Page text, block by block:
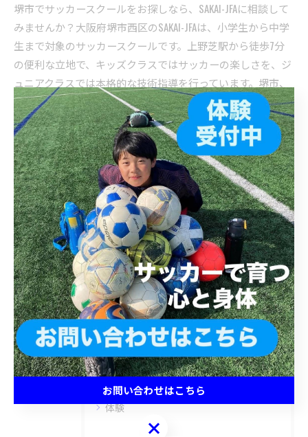
堺市でサッカースクールをお探しなら、SAKAI-JFAに相談して
みませんか？大阪府堺市西区のSAKAI-JFAは、小学生から中学
生まで対象のサッカースクールです。上野芝駅から徒歩7分
の便利な立地で、キッズクラスではサッカーの楽しさを、ジ
ュニアクラスでは本格的な技術指導を行っています。堺市、
堺市西区で子どもたちの健やかな成長を応援するサッカース
クールです。
< 前のページ 一覧に戻る 次のページ >
カテゴリー Categories
全てのカテゴリー
キッズ
ジュニア
小学生
中学生
体験
お問い合わせはこちら
お問い合わせはこちら